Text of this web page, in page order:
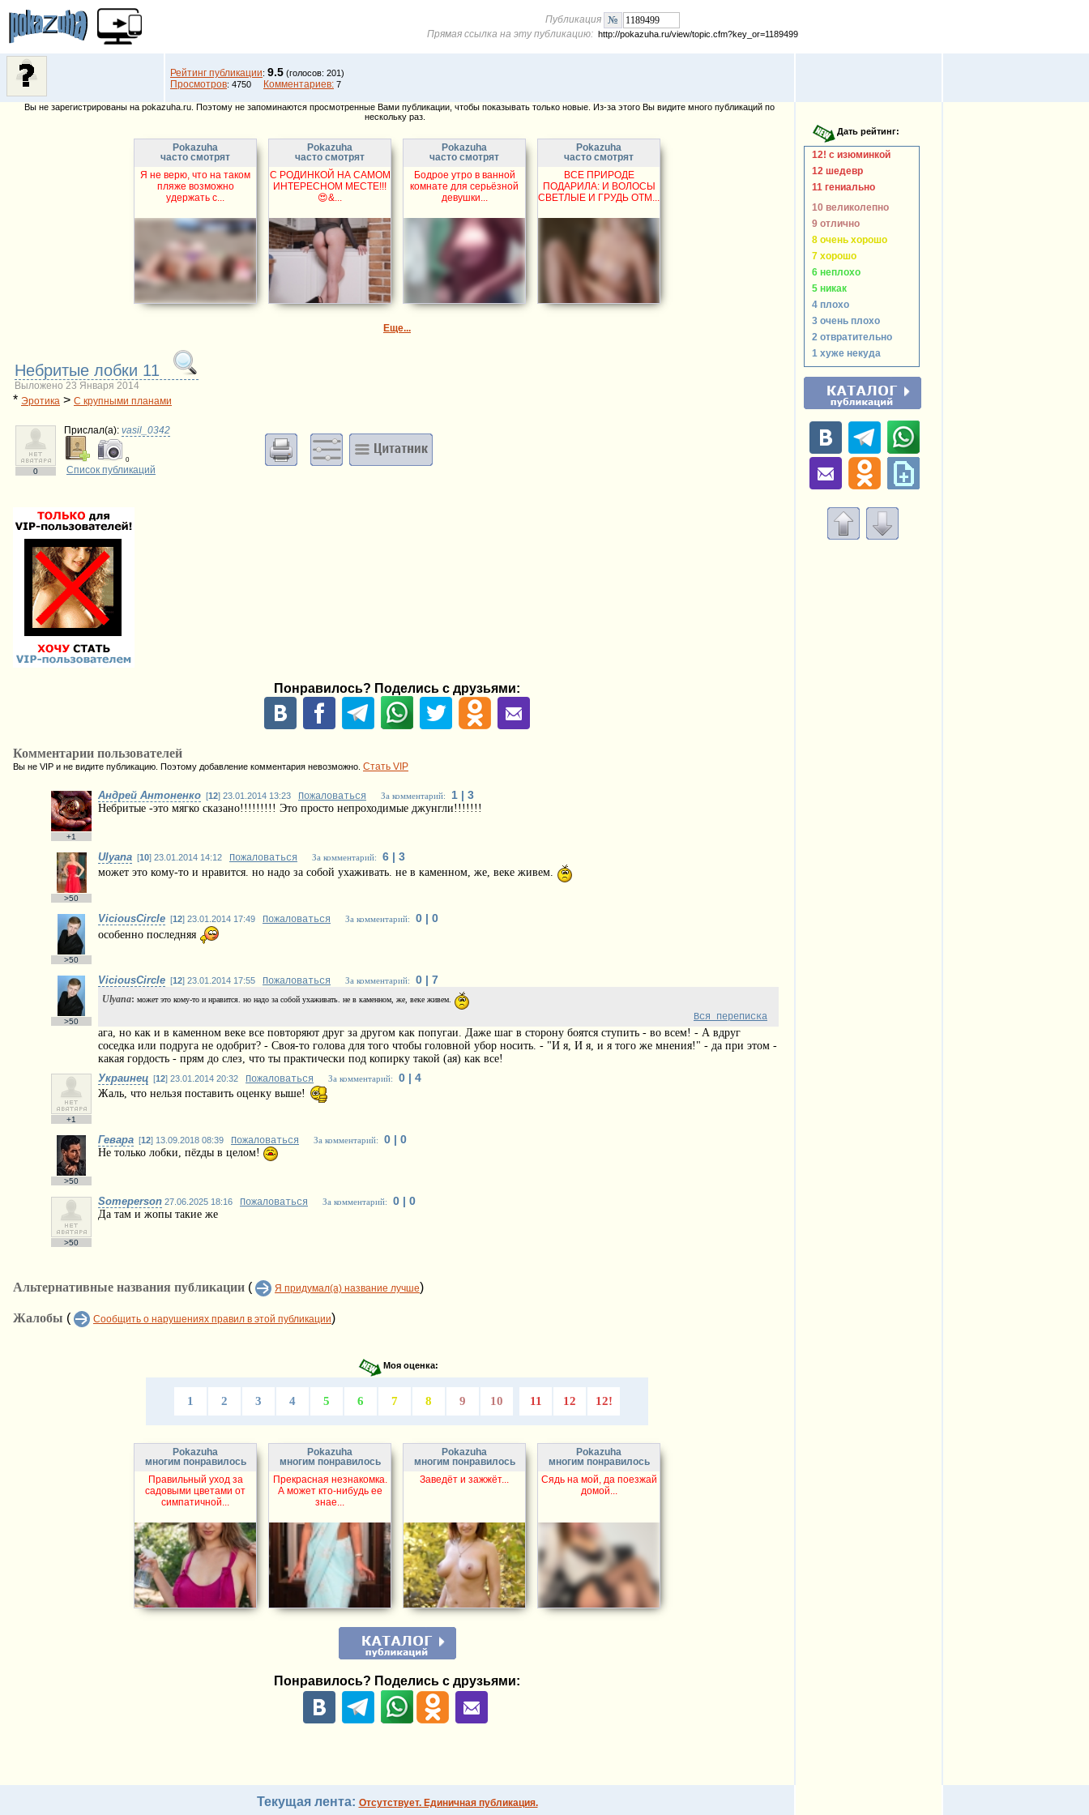
Публикация
Прямая ссылка на эту публикацию: http://pokazuha.ru/view/topic.cfm?key_or=1189499
Рейтинг публикации: 9.5 (голосов: 201)
Просмотров: 4750 Комментариев: 7
Вы не зарегистрированы на pokazuha.ru. Поэтому не запоминаются просмотренные Вами публикации, чтобы показывать только новые. Из-за этого Вы видите много публикаций по
нескольку раз.
Pokazuha
часто смотрят
Я не верю, что на таком
пляже возможно
удержать с...
Pokazuha
часто смотрят
С РОДИНКОЙ НА САМОМ
ИНТЕРЕСНОМ МЕСТЕ!!!
😍&...
Pokazuha
часто смотрят
Бодрое утро в ванной
комнате для серьёзной
девушки...
Pokazuha
часто смотрят
ВСЕ ПРИРОДЕ
ПОДАРИЛА: И ВОЛОСЫ
СВЕТЛЫЕ И ГРУДЬ ОТМ...
Еще...
Небритые лобки 11
Выложено 23 Января 2014
* Эротика > С крупными планами
0
Прислал(a): vasil_0342
0
Список публикаций
Понравилось? Поделись с друзьями:
Комментарии пользователей
Вы не VIP и не видите публикацию. Поэтому добавление комментария невозможно. Стать VIP
+1
Андрей Антоненко [12] 23.01.2014 13:23 Пожаловаться За комментарий: 1 | 3
Небритые -это мягко сказано!!!!!!!!! Это просто непроходимые джунгли!!!!!!!
>50
Ulyana [10] 23.01.2014 14:12 Пожаловаться За комментарий: 6 | 3
может это кому-то и нравится. но надо за собой ухаживать. не в каменном, же, веке живем.
>50
ViciousCircle [12] 23.01.2014 17:49 Пожаловаться За комментарий: 0 | 0
особенно последняя
>50
ViciousCircle [12] 23.01.2014 17:55 Пожаловаться За комментарий: 0 | 7
Ulyana: может это кому-то и нравится. но надо за собой ухаживать. не в каменном, же, веке живем.
Вся переписка
ага, но как и в каменном веке все повторяют друг за другом как попугаи. Даже шаг в сторону боятся ступить - во всем! - А вдруг
соседка или подруга не одобрит? - Своя-то голова для того чтобы головной убор носить. - "И я, И я, и я того же мнения!" - да при этом -
какая гордость - прям до слез, что ты практически под копирку такой (ая) как все!
+1
Украинец [12] 23.01.2014 20:32 Пожаловаться За комментарий: 0 | 4
Жаль, что нельзя поставить оценку выше!
>50
Гевара [12] 13.09.2018 08:39 Пожаловаться За комментарий: 0 | 0
Не только лобки, пёzды в целом!
>50
Someperson 27.06.2025 18:16 Пожаловаться За комментарий: 0 | 0
Да там и жопы такие же
Альтернативные названия публикации ( Я придумал(а) название лучше)
Жалобы ( Сообщить о нарушениях правил в этой публикации)
Моя оценка:
1 2 3 4 5 6 7 8 9 10 11 12 12!
Pokazuha
многим понравилось
Правильный уход за
садовыми цветами от
симпатичной...
Pokazuha
многим понравилось
Прекрасная незнакомка.
А может кто-нибудь ее
знае...
Pokazuha
многим понравилось
Заведёт и зажжёт...
Pokazuha
многим понравилось
Сядь на мой, да поезжай
домой...
Понравилось? Поделись с друзьями:
12! с изюминкой
12 шедевр
11 гениально
10 великолепно
9 отлично
8 очень хорошо
7 хорошо
6 неплохо
5 никак
4 плохо
3 очень плохо
2 отвратительно
1 хуже некуда
Текущая лента: Отсутствует. Единичная публикация.